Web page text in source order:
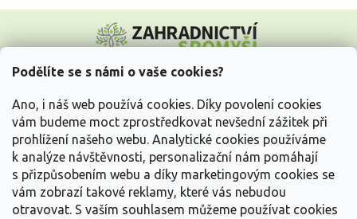
Podělíte se s námi o vaše cookies?
Ano, i náš web používá cookies. Díky povolení cookies
vám budeme moct zprostředkovat nevšední zážitek při
prohlížení našeho webu. Analytické cookies používáme
k analýze návštěvnosti, personalizační nám pomáhají
s přizpůsobením webu a díky marketingovým cookies se
vám zobrazí takové reklamy, které vás nebudou
otravovat. S vaším souhlasem můžeme používat cookies
p
Vše o nákupu
Informace pro Vás
Kontakujte nás